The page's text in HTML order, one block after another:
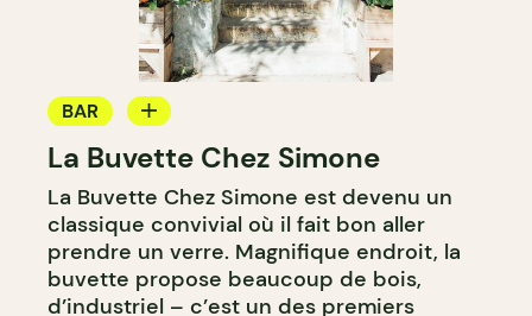
BAR
BAR À VIN
La Buvette Chez Simone
La Buvette Chez Simone est devenu un
classique convivial où il fait bon aller
prendre un verre. Magnifique endroit, la
buvette propose beaucoup de bois,
d’industriel – c’est un des premiers